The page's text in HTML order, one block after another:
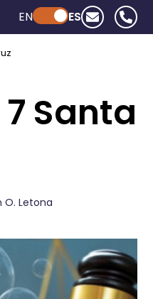
Powered by ChatGPT
EN ES
Santa
O. Letona